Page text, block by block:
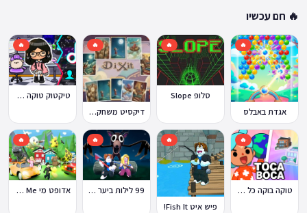
🔥 חם עכשיו
🔥
אגדת באבלס
🔥
סלופ Slope
🔥
דיקסיט משחק Dixit
🔥
טיקטוק טוקה בוקה
🔥
טוקה בוקה כל העולמות בחינם
🔥
פיש איט Fish It!
🔥
99 לילות ביער Nights in the Forest
🔥
אדופט מי Adopt Me!